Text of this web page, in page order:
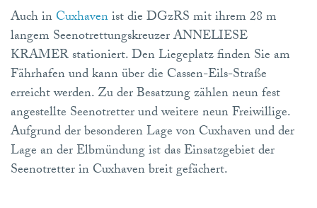
Auch inCuxhavenist die DGzRS mit ihrem 28 m
langem Seenotrettungskreuzer ANNELIESE
KRAMER stationiert. Den Liegeplatz finden Sie am
Fährhafen und kann über die Cassen-Eils-Straße
erreicht werden. Zu der Besatzung zählen neun fest
angestellte Seenotretter und weitere neun Freiwillige.
Aufgrund der besonderen Lage von Cuxhaven und der
Lage an der Elbmündung ist das Einsatzgebiet der
Seenotretter in Cuxhaven breit gefächert.